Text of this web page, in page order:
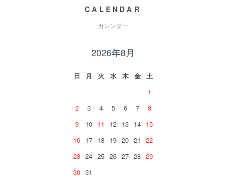
CALENDAR
カレンダー
2026年8月
日 月 火 水 木 金
土
1
2
3 4 5 6 7
8
9
10 11 12 13 14 15
16 17 18 19 20 21
22
23 24 25 26 27 28 29
30 31